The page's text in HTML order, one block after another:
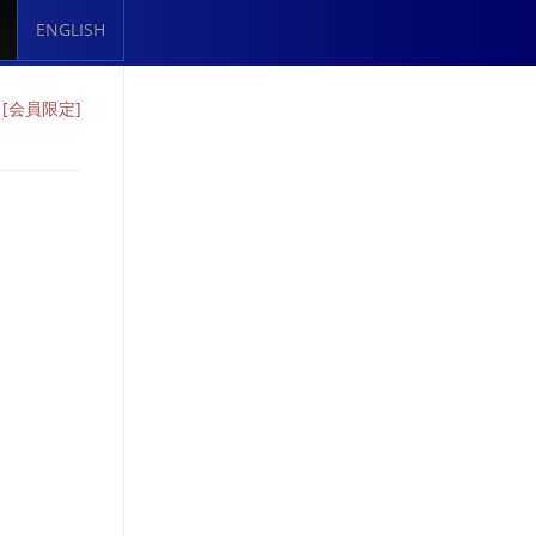
ENGLISH
[会員限定]